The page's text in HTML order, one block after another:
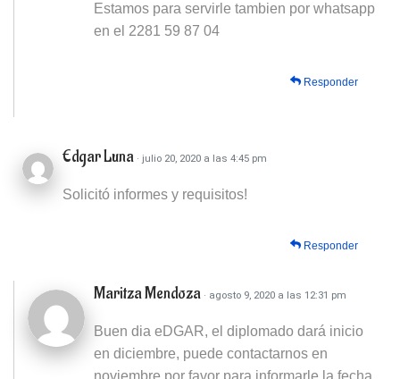
Estamos para servirle tambien por whatsapp
en el 2281 59 87 04
Responder
Edgar Luna · julio 20, 2020 a las 4:45 pm
Solicitó informes y requisitos!
Responder
Maritza Mendoza · agosto 9, 2020 a las 12:31 pm
Buen dia eDGAR, el diplomado dará inicio
en diciembre, puede contactarnos en
noviembre por favor para informarle la fecha